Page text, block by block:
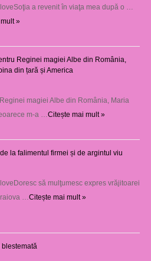
a revenit în viaţa mea după o …
»
Reginei magiei Albe din România,
din țară și America
magiei Albe din România, Maria
m-a …Citește mai mult »
la falimentul firmei și de argintul viu
să mulţumesc expres vrăjitoarei
…Citește mai mult »
blestemată